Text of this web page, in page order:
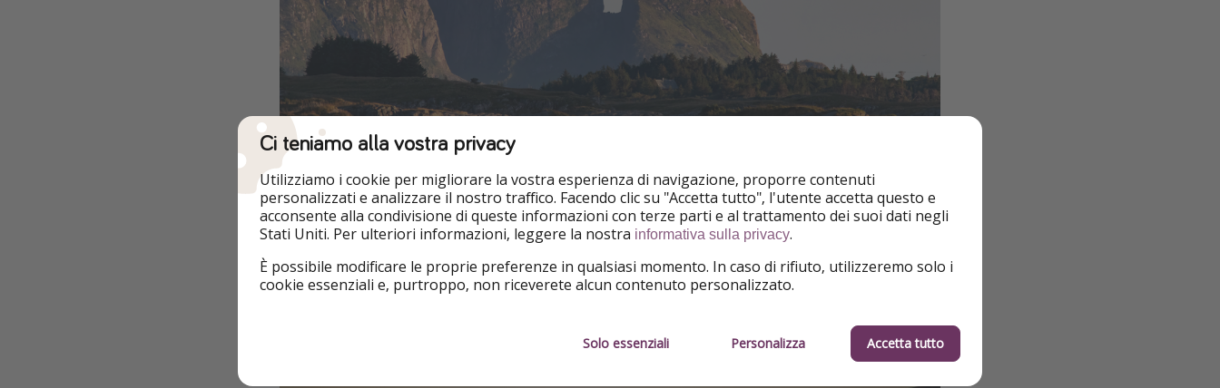
La spiaggia dove Paul Atreides osserva l'ultimo tramonto prima del suo viaggio ad Arrakis è la
Ci teniamo alla vostra privacy
Utilizziamo i cookie per migliorare la vostra esperienza di navigazione, proporre contenuti
personalizzati e analizzare il nostro traffico. Facendo clic su "Accetta tutto", l'utente accetta questo e
acconsente alla condivisione di queste informazioni con terze parti e al trattamento dei suoi dati negli
Stati Uniti. Per ulteriori informazioni, leggere la nostra informativa sulla privacy.
È possibile modificare le proprie preferenze in qualsiasi momento. In caso di rifiuto, utilizzeremo solo i
cookie essenziali e, purtroppo, non riceverete alcun contenuto personalizzato.
Solo essenziali Personalizza Accetta tutto